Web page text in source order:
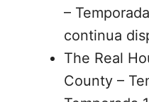
–
continua
The Real
County –